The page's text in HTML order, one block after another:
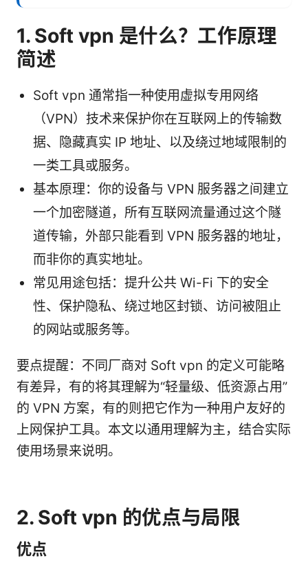
1. Soft vpn 是什么？工作原理
简述
Soft vpn 通常指一种使用虚拟专用网络
（VPN）技术来保护你在互联网上的传输数
据、隐藏真实 IP 地址、以及绕过地域限制的
一类工具或服务。
基本原理：你的设备与 VPN 服务器之间建立
一个加密隧道，所有互联网流量通过这个隧
道传输，外部只能看到 VPN 服务器的地址，
而非你的真实地址。
常见用途包括：提升公共 Wi-Fi 下的安全
性、保护隐私、绕过地区封锁、访问被阻止
的网站或服务等。
要点提醒：不同厂商对 Soft vpn 的定义可能略
有差异，有的将其理解为“轻量级、低资源占用”
的 VPN 方案，有的则把它作为一种用户友好的
上网保护工具。本文以通用理解为主，结合实际
使用场景来说明。
2. Soft vpn 的优点与局限
优点